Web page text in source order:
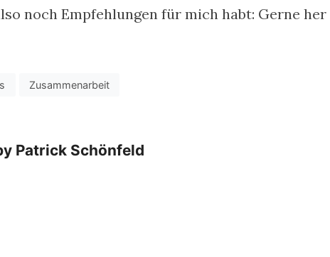
noch Empfehlungen für mich habt: Gerne her
Zusammenarbeit
Patrick Schönfeld